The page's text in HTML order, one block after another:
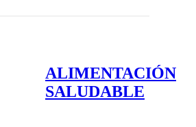
ALIMENTACIÓN
SALUDABLE